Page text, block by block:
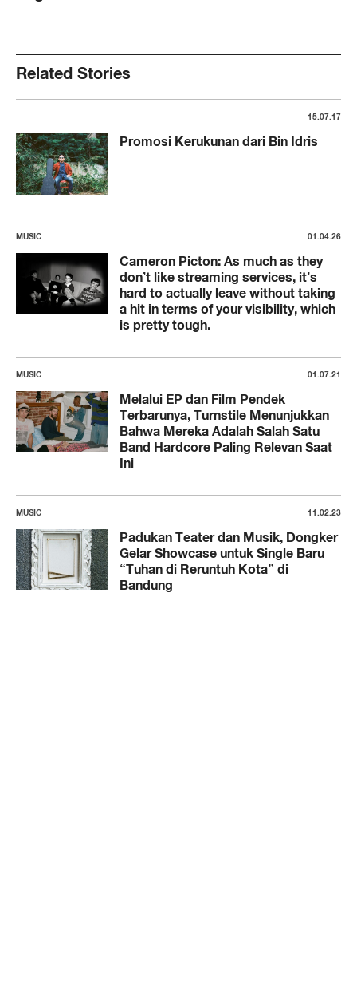
Related Stories
15.07.17
Promosi Kerukunan dari Bin Idris
MUSIC 01.04.26
Cameron Picton: As much as they
don’t like streaming services, it’s
hard to actually leave without taking
a hit in terms of your visibility, which
is pretty tough.
MUSIC 01.07.21
Melalui EP dan Film Pendek
Terbarunya, Turnstile Menunjukkan
Bahwa Mereka Adalah Salah Satu
Band Hardcore Paling Relevan Saat
Ini
MUSIC 11.02.23
Padukan Teater dan Musik, Dongker
Gelar Showcase untuk Single Baru
“Tuhan di Reruntuh Kota” di
Bandung